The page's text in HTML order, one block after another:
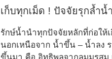
เก็บทุกเม็ด ! ปัจจัยรุกล้ำ
รักษ์น้ำนำทุกปัจจัยหลักที่ก่อให้
นอกเหนือจาก น้ำขึ้น – น้ำลง